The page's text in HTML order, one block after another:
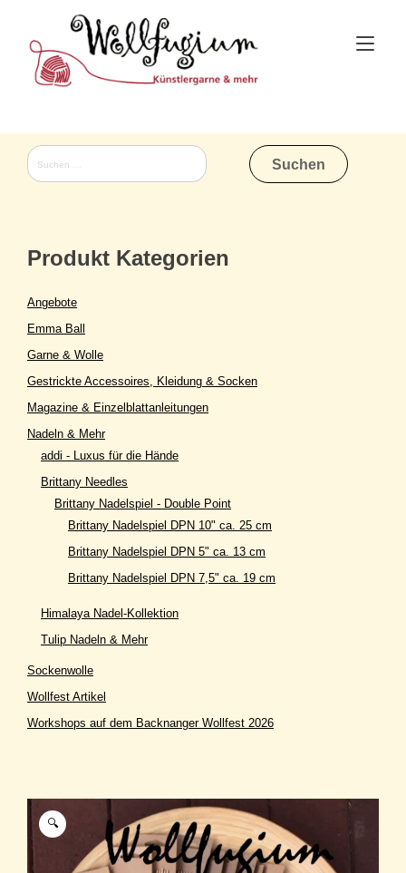
content
🔍
Suchen
nach:
Produkt Kategorien
Angebote
Emma Ball
Garne & Wolle
Gestrickte Accessoires, Kleidung & Socken
Magazine & Einzelblattanleitungen
Nadeln & Mehr
addi - Luxus für die Hände
Brittany Needles
Brittany Nadelspiel - Double Point
Brittany Nadelspiel DPN 10" ca. 25 cm
Brittany Nadelspiel DPN 5" ca. 13 cm
Brittany Nadelspiel DPN 7,5" ca. 19 cm
Himalaya Nadel-Kollektion
Tulip Nadeln & Mehr
Sockenwolle
Wollfest Artikel
Workshops auf dem Backnanger Wollfest 2026